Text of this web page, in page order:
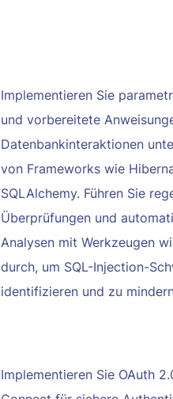
Implementieren Sie
und vorbereitete
Datenbankinteraktionen
von Frameworks wie
SQLAlchemy. Führen Sie
Überprüfungen und
Analysen mit Werkzeugen
durch, um SQL-Injection-
identifizieren und zu
Implementieren Sie OAuth